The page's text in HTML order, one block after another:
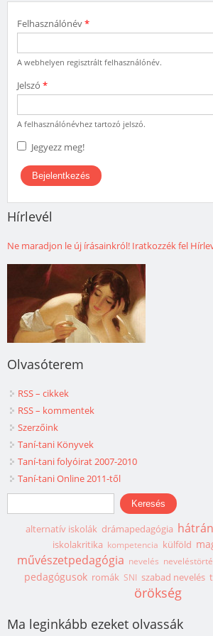
Felhasználónév*
A webhelyen regisztrált felhasználónév.
Jelszó *
A felhasználónévhez tartozó jelszó.
Jegyezz meg!
Hírlevél
Ne maradjon le új írásainkról! Iratkozzék fel
Olvasóterem
RSS – cikkek
RSS – kommentek
Szerzőink
Taní-tani Könyvek
Taní-tani folyóirat 2007-2010
Taní-tani Online 2011-től
Keresés űrlap
Keresés
alternatív iskolák drámapedagógia
iskolakritika kompetencia külföld
művészetpedagógia nevelés
pedagógusok romák SNI szabad nevelés
örökség
Ma leginkább ezeket olvassák